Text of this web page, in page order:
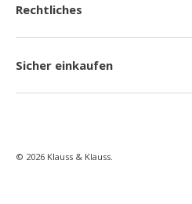
Rechtliches
Sicher einkaufen
© 2026 Klauss & Klauss